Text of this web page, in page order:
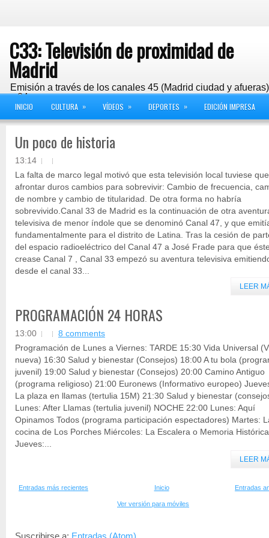
C33: Televisión de proximidad de
Madrid
Emisión a través de los canales 45 (Madrid ciudad y
y 24
INICIO CULTURA » VÍDEOS » DEPORTES » EDICIÓN IMPRESA
Un poco de historia
13:14
La falta de marco legal motivó que esta televisión local tuviese que
afrontar duros cambios para sobrevivir: Cambio de frecuencia,
de nombre y cambio de titularidad. De otra forma no habría
sobrevivido.Canal 33 de Madrid es la continuación de otra
televisiva de menor índole que se denominó Canal 47, y que
fundamentalmente para el distrito de Latina. Tras la cesión de
del espacio radioeléctrico del Canal 47 a José Frade para que
crease Canal 7 , Canal 33 empezó su aventura televisiva
desde el canal 33...
LEER
PROGRAMACIÓN 24 HORAS
13:00
8 comments
Programación de Lunes a Viernes: TARDE 15:30 Vida Universal
nueva) 16:30 Salud y bienestar (Consejos) 18:00 A tu bola
juvenil) 19:00 Salud y bienestar (Consejos) 20:00 Camino Antiguo
(programa religioso) 21:00 Euronews (Informativo europeo)
La plaza en llamas (tertulia 15M) 21:30 Salud y bienestar
Lunes: After Llamas (tertulia juvenil) NOCHE 22:00 Lunes: Aquí
Opinamos Todos (programa participación espectadores) Martes:
cocina de Los Porches Miércoles: La Escalera o Memoria Histórica
Jueves:...
LEER
Entradas más recientes Entradas
Inicio
Ver versión para móviles